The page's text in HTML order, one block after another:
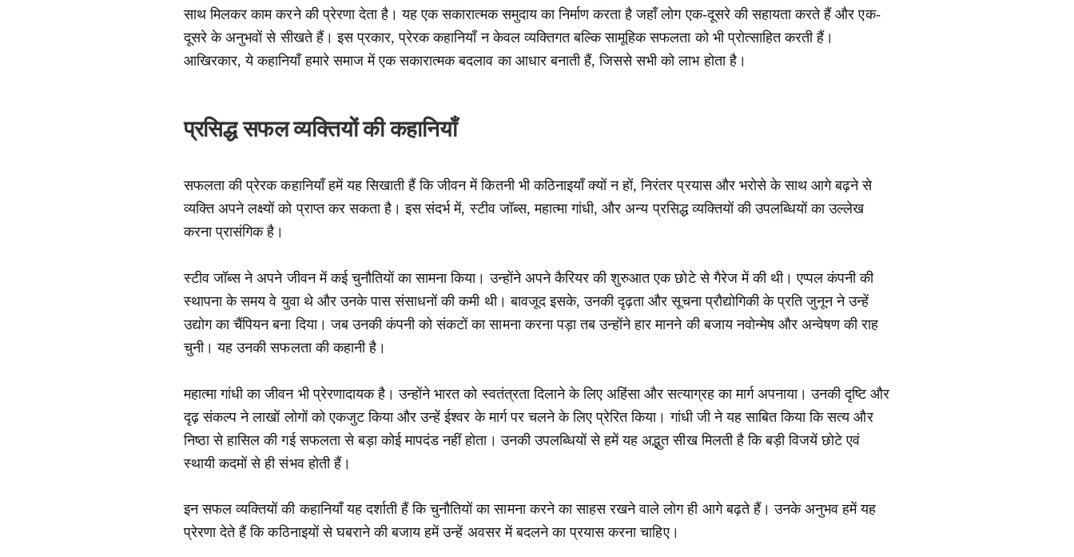
साथ मिलकर काम करने की प्रेरणा देता है। यह एक सकारात्मक समुदाय का निर्माण करता है जहाँ लोग एक-दूसरे की सहायता करते हैं और एक-
दूसरे के अनुभवों से सीखते हैं। इस प्रकार, प्रेरक कहानियाँ न केवल व्यक्तिगत बल्कि सामूहिक सफलता को भी प्रोत्साहित करती हैं।
आखिरकार, ये कहानियाँ हमारे समाज में एक सकारात्मक बदलाव का आधार बनाती हैं, जिससे सभी को लाभ होता है।
प्रसिद्ध सफल व्यक्तियों की कहानियाँ
सफलता की प्रेरक कहानियाँ हमें यह सिखाती हैं कि जीवन में कितनी भी कठिनाइयाँ क्यों न हों, निरंतर प्रयास और भरोसे के साथ आगे बढ़ने से
व्यक्ति अपने लक्ष्यों को प्राप्त कर सकता है। इस संदर्भ में, स्टीव जॉब्स, महात्मा गांधी, और अन्य प्रसिद्ध व्यक्तियों की उपलब्धियों का उल्लेख
करना प्रासंगिक है।
स्टीव जॉब्स ने अपने जीवन में कई चुनौतियों का सामना किया। उन्होंने अपने कैरियर की शुरुआत एक छोटे से गैरेज में की थी। एप्पल कंपनी की
स्थापना के समय वे युवा थे और उनके पास संसाधनों की कमी थी। बावजूद इसके, उनकी दृढ़ता और सूचना प्रौद्योगिकी के प्रति जुनून ने उन्हें
उद्योग का चैंपियन बना दिया। जब उनकी कंपनी को संकटों का सामना करना पड़ा तब उन्होंने हार मानने की बजाय नवोन्मेष और अन्वेषण की राह
चुनी। यह उनकी सफलता की कहानी है।
महात्मा गांधी का जीवन भी प्रेरणादायक है। उन्होंने भारत को स्वतंत्रता दिलाने के लिए अहिंसा और सत्याग्रह का मार्ग अपनाया। उनकी दृष्टि और
दृढ़ संकल्प ने लाखों लोगों को एकजुट किया और उन्हें ईश्वर के मार्ग पर चलने के लिए प्रेरित किया। गांधी जी ने यह साबित किया कि सत्य और
निष्ठा से हासिल की गई सफलता से बड़ा कोई मापदंड नहीं होता। उनकी उपलब्धियों से हमें यह अद्भुत सीख मिलती है कि बड़ी विजयें छोटे एवं
स्थायी कदमों से ही संभव होती हैं।
इन सफल व्यक्तियों की कहानियाँ यह दर्शाती हैं कि चुनौतियों का सामना करने का साहस रखने वाले लोग ही आगे बढ़ते हैं। उनके अनुभव हमें यह
प्रेरणा देते हैं कि कठिनाइयों से घबराने की बजाय हमें उन्हें अवसर में बदलने का प्रयास करना चाहिए।